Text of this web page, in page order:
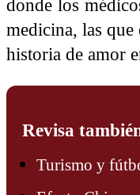
donde los
medicina, las que
historia de amor
Revisa
Turismo y